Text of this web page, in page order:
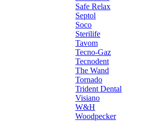
Safe Relax
Septol
Soco
Sterilife
Tavom
Tecno-Gaz
Tecnodent
The Wand
Tornado
Trident Dental
Visiano
W&H
Woodpecker